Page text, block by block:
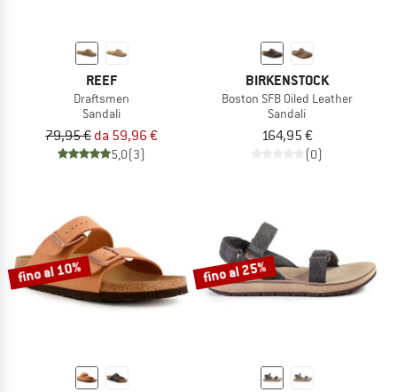
REEF
Draftsmen
Sandali
79,95 € da 59,96 €
5,0(3)
BIRKENSTOCK
Boston SFB Oiled Leather
Sandali
164,95 €
(0)
fino al 10% fino al 25%